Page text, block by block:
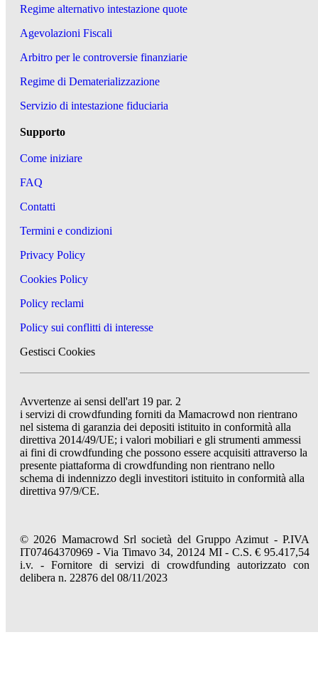
Regime alternativo intestazione quote
Agevolazioni Fiscali
Arbitro per le controversie finanziarie
Regime di Dematerializzazione
Servizio di intestazione fiduciaria
Supporto
Come iniziare
FAQ
Contatti
Termini e condizioni
Privacy Policy
Cookies Policy
Policy reclami
Policy sui conflitti di interesse
Gestisci Cookies
Avvertenze ai sensi dell'art 19 par. 2
i servizi di crowdfunding forniti da Mamacrowd non rientrano
nel sistema di garanzia dei depositi istituito in conformità alla
direttiva 2014/49/UE; i valori mobiliari e gli strumenti ammessi
ai fini di crowdfunding che possono essere acquisiti attraverso la
presente piattaforma di crowdfunding non rientrano nello
schema di indennizzo degli investitori istituito in conformità alla
direttiva 97/9/CE.
© 2026 Mamacrowd Srl società del Gruppo Azimut - P.IVA
IT07464370969 - Via Timavo 34, 20124 MI - C.S. € 95.417,54
i.v. - Fornitore di servizi di crowdfunding autorizzato con
delibera n. 22876 del 08/11/2023